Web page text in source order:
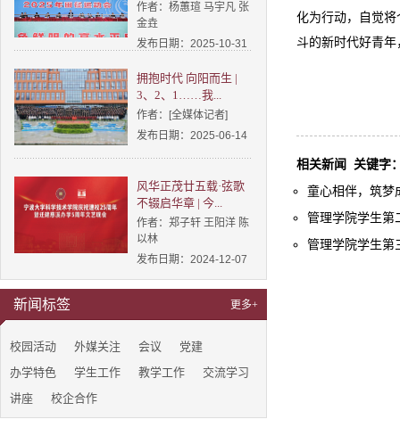
作者：杨蕙瑄 马宇凡 张
金垚
发布日期：2025-10-31
拥抱时代 向阳而生 |
3、2、1……我...
作者：[全媒体记者]
发布日期：2025-06-14
风华正茂廿五载·弦歌
不辍启华章 | 今...
作者：郑子轩 王阳洋 陈
以林
发布日期：2024-12-07
新闻标签 更多+
校园活动 外媒关注 会议
党建
办学特色
学生工作 教学工作
交流学习
讲座
校企合作
化为行动，自觉
斗的新时代好青
相关新闻
关键字
童心相伴，筑梦
管理学院学生第
管理学院学生第